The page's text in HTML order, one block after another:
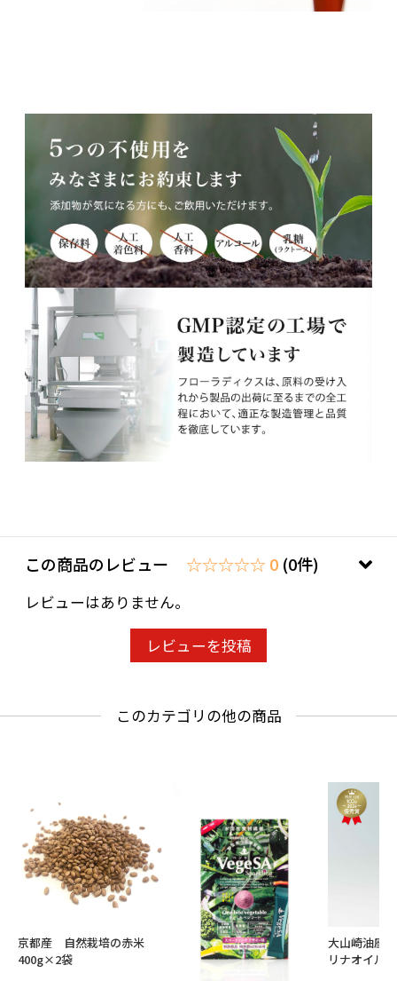
この商品のレビュー ☆☆☆☆☆ 0 (0件)
レビューはありません。
レビューを投稿
このカテゴリの他の商品
京都産 自然栽培の赤米
400g×2袋
大山崎油座
リナオイル